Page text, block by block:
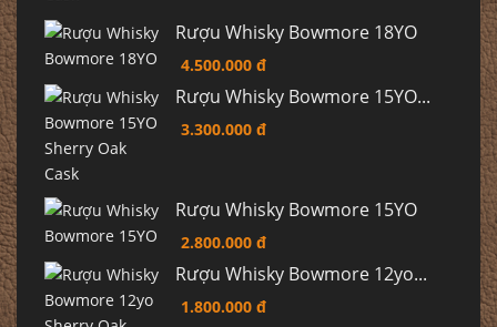
Rượu Whisky Bowmore 18YO
4.500.000 đ
Rượu Whisky Bowmore 15YO...
3.300.000 đ
Rượu Whisky Bowmore 15YO
2.800.000 đ
Rượu Whisky Bowmore 12yo...
1.800.000 đ